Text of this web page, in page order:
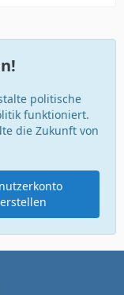
politische
funktioniert.
die Zukunft von
erstellen